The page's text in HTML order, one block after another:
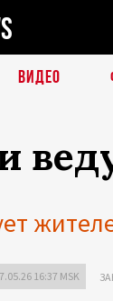
ВИДЕО
16:37 MSK